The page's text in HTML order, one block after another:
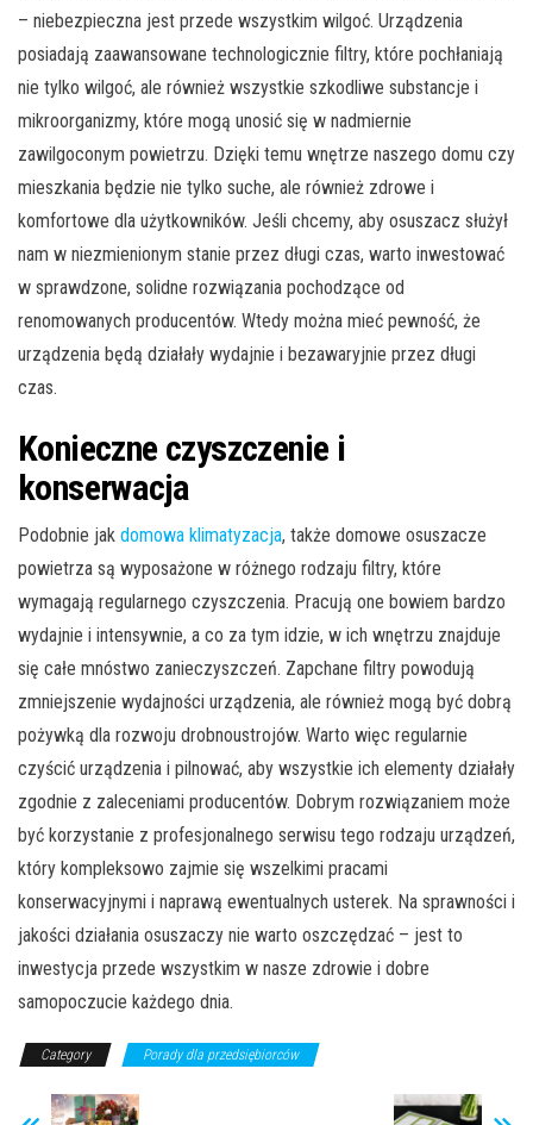
– niebezpieczna jest przede wszystkim wilgoć. Urządzenia
posiadają zaawansowane technologicznie filtry, które pochłaniają
nie tylko wilgoć, ale również wszystkie szkodliwe substancje i
mikroorganizmy, które mogą unosić się w nadmiernie
zawilgoconym powietrzu. Dzięki temu wnętrze naszego domu czy
mieszkania będzie nie tylko suche, ale również zdrowe i
komfortowe dla użytkowników. Jeśli chcemy, aby osuszacz służył
nam w niezmienionym stanie przez długi czas, warto inwestować
w sprawdzone, solidne rozwiązania pochodzące od
renomowanych producentów. Wtedy można mieć pewność, że
urządzenia będą działały wydajnie i bezawaryjnie przez długi
czas.
Konieczne czyszczenie i
konserwacja
Podobnie jak domowa klimatyzacja, także domowe osuszacze
powietrza są wyposażone w różnego rodzaju filtry, które
wymagają regularnego czyszczenia. Pracują one bowiem bardzo
wydajnie i intensywnie, a co za tym idzie, w ich wnętrzu znajduje
się całe mnóstwo zanieczyszczeń. Zapchane filtry powodują
zmniejszenie wydajności urządzenia, ale również mogą być dobrą
pożywką dla rozwoju drobnoustrojów. Warto więc regularnie
czyścić urządzenia i pilnować, aby wszystkie ich elementy działały
zgodnie z zaleceniami producentów. Dobrym rozwiązaniem może
być korzystanie z profesjonalnego serwisu tego rodzaju urządzeń,
który kompleksowo zajmie się wszelkimi pracami
konserwacyjnymi i naprawą ewentualnych usterek. Na sprawności i
jakości działania osuszaczy nie warto oszczędzać – jest to
inwestycja przede wszystkim w nasze zdrowie i dobre
samopoczucie każdego dnia.
Category Porady dla przedsiębiorców